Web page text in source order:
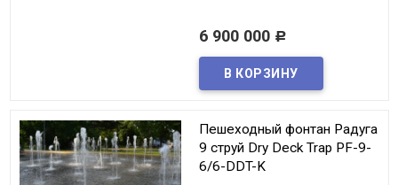
6 900 000 Р
Пешеходный фонтан Радуга
9 струй Dry Deck Trap PF-9-
6/6-DDT-K